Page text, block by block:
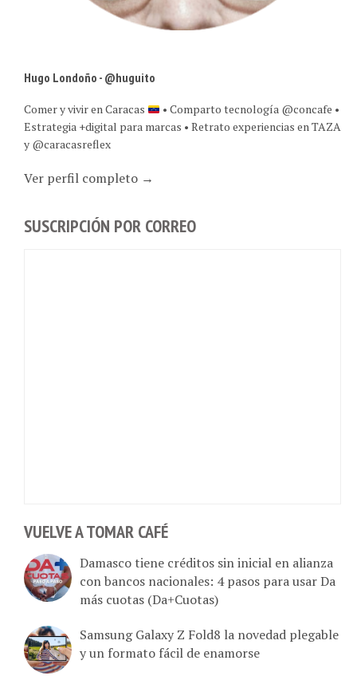
Hugo Londoño - @huguito
Comer y vivir en Caracas
• Comparto tecnología @concafe •
Estrategia +digital para marcas • Retrato experiencias en TAZA
y @caracasreflex
Ver perfil completo →
SUSCRIPCIÓN POR CORREO
VUELVE A TOMAR CAFÉ
Damasco tiene créditos sin inicial en alianza
con bancos nacionales: 4 pasos para usar Da
más cuotas (Da+Cuotas)
Samsung Galaxy Z Fold8 la novedad plegable
y un formato fácil de enamorse